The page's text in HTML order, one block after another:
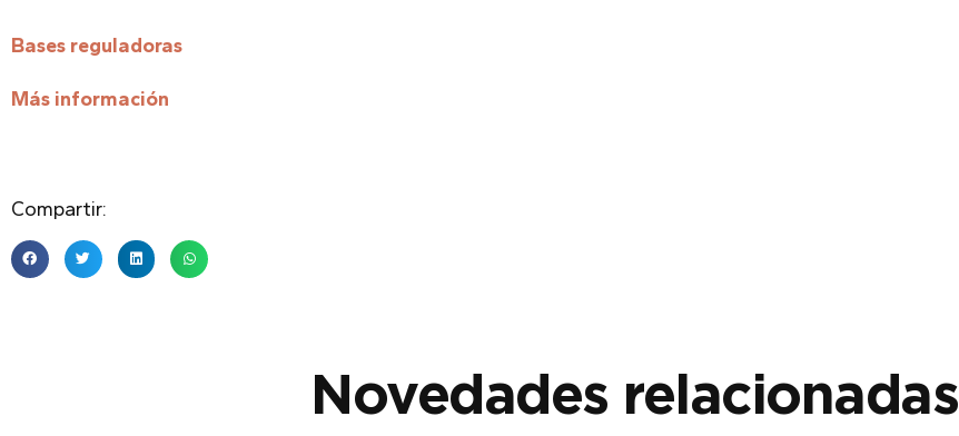
Bases reguladoras
Más información
Compartir:
Novedades relacionadas